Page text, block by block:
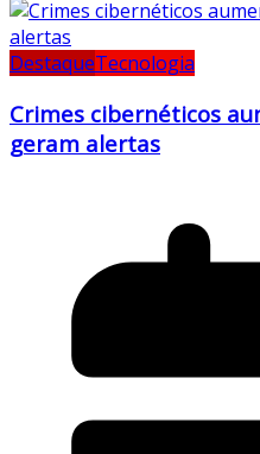
DestaqueTecnologia
Crimes cibernéticos
geram alertas